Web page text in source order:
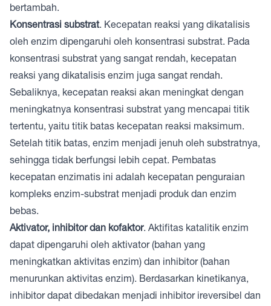
bertambah.
Konsentrasi substrat. Kecepatan reaksi yang dikatalisis
oleh enzim dipengaruhi oleh konsentrasi substrat. Pada
konsentrasi substrat yang sangat rendah, kecepatan
reaksi yang dikatalisis enzim juga sangat rendah.
Sebaliknya, kecepatan reaksi akan meningkat dengan
meningkatnya konsentrasi substrat yang mencapai titik
tertentu, yaitu titik batas kecepatan reaksi maksimum.
Setelah titik batas, enzim menjadi jenuh oleh substratnya,
sehingga tidak berfungsi lebih cepat. Pembatas
kecepatan enzimatis ini adalah kecepatan penguraian
kompleks enzim-substrat menjadi produk dan enzim
bebas.
Aktivator, inhibitor dan kofaktor. Aktifitas katalitik enzim
dapat dipengaruhi oleh aktivator (bahan yang
meningkatkan aktivitas enzim) dan inhibitor (bahan
menurunkan aktivitas enzim). Berdasarkan kinetikanya,
inhibitor dapat dibedakan menjadi inhibitor ireversibel dan